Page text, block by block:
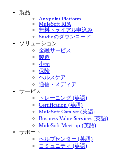
製品
Anypoint Platform
MuleSoft RPA
無料トライアル申込み
Studioのダウンロード
ソリューション
金融サービス
製造
小売
保険
ヘルスケア
通信・メディア
サービス
トレーニング (英語)
Certification (英語)
MuleSoft Catalyst (英語)
Business Value Services (英語)
MuleSoft Meet-up (英語)
サポート
ヘルプセンター (英語)
コミュニティ (英語)